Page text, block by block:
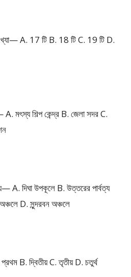
সংখ্যা— A. 17 টি B. 18 টি C. 19 টি D.
মৎস্য শিল্প কেন্দ্র B. জেলা সদর C.
হয়— A. দিঘা উপকূলে B. উত্তরের পার্বত্য
D. সুন্দরবন অঞ্চলে
প্রথম B. দ্বিতীয় C. তৃতীয় D. চতুর্থ